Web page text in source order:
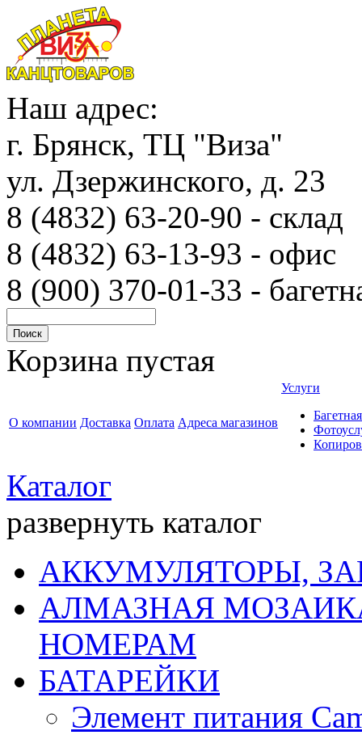
Наш адрес:
г. Брянск, ТЦ "Виза"
ул. Дзержинского, д. 23
8 (4832) 63-20-90 -
8 (4832) 63-13-93 - офис
8 (900) 370-01-33 -
Корзина пустая
О компании Доставка Оплата Адреса магазинов
Услуги
Каталог
развернуть каталог
АККУМУЛЯТОРЫ,
АЛМАЗНАЯ
НОМЕРАМ
БАТАРЕЙКИ
Элемент питания